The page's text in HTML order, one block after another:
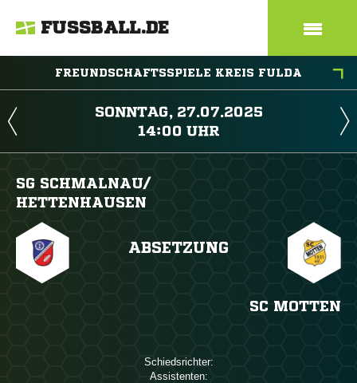
FUSSBALL.DE
FREUNDSCHAFTSSPIELE KREIS FULDA
 
 
SG SCHMALNAU/​
HETTENHAUSEN
ABSETZUNG
SC MOTTEN
Schiedsrichter:
Assistenten: